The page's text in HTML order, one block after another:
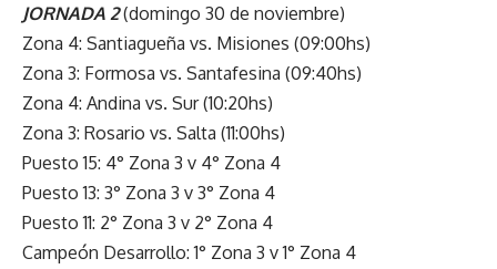
JORNADA 2(domingo 30 de noviembre)
Zona 4: Santiagueña vs. Misiones (09:00hs)
Zona 3: Formosa vs. Santafesina (09:40hs)
Zona 4: Andina vs. Sur (10:20hs)
Zona 3: Rosario vs. Salta (11:00hs)
Puesto 15: 4° Zona 3 v 4° Zona 4
Puesto 13: 3° Zona 3 v 3° Zona 4
Puesto 11: 2° Zona 3 v 2° Zona 4
Campeón Desarrollo: 1° Zona 3 v 1° Zona 4